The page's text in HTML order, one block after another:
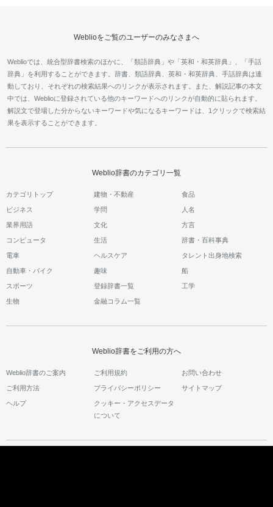
Weblioをご覧のユーザーのみなさまへ
Weblioでは、統合型辞書検索のほかに、「類語辞典」や「英和・和英辞典」、「手話
辞典」を利用することができます。辞書、類語辞典、英和・和英辞典、手話辞典は連
動しており、それぞれの検索結果へのリンクが表示されます。また、解説記事の本文
中では、Weblioに登録されている他のキーワードへのリンクが自動的に貼られます。
解説文で登場した分からないキーワードや気になるキーワードは、1クリックで検索結
果を表示することができます。
Weblio辞書のカテゴリ一覧
カテゴリトップ 建物・不動産 食品
ビジネス 学問 人名
業界用語 文化 方言
コンピュータ 生活 辞書・百科事典
電車 ヘルスケア タレント出身地検索
自動車・バイク 趣味 船
スポーツ 登録辞書一覧 工学
生物 金融コラム一覧
Weblio辞書をご利用の方へ
Weblio辞書のご案内 ご利用規約 お問い合わせ
ご利用方法 プライバシーポリシー サイトマップ
ヘルプ
クッキー・アクセスデータ
について